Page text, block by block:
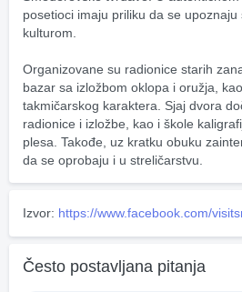
posetioci imaju priliku da se
kulturom.
Organizovane su radionice starih
bazar sa izložbom oklopa i oružja,
takmičarskog karaktera. Sjaj dvora
radionice i izložbe, kao i škole
plesa. Takođe, uz kratku obuku
da se oprobaju i u streličarstvu.
Izvor: https://www.facebook.com/
Često postavljana pitanja